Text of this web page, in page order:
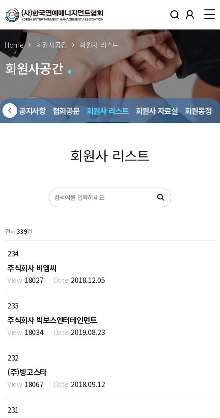
Home 회원사공간 회원사 리스트
회원사공간
원사 공지사항 협회공문 회원사 리스트 회원사 자료실 회원동정
회원사 리스트
전체339건
234
주식회사 비엠씨
18027 2018.12.05
233
주식회사 빅보스엔터테인먼트
18034 2019.08.23
232
(주)빙고스타
18067 2018.09.12
231